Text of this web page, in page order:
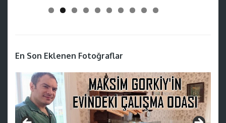
En Son Eklenen Fotoğraflar